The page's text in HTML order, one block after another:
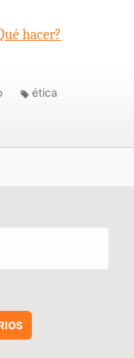
hacer?
ética